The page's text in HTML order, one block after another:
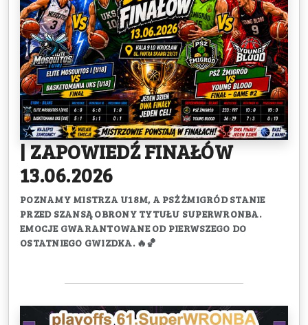
| ZAPOWIEDŹ FINAŁÓW
13.06.2026
POZNAMY MISTRZA U18M, A PSŻ ŻMIGRÓD STANIE
PRZED SZANSĄ OBRONY TYTUŁU SUPERWRONBA.
EMOCJE GWARANTOWANE OD PIERWSZEGO DO
OSTATNIEGO GWIZDKA. 🔥🏀